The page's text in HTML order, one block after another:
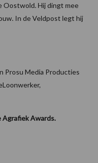
Oostwold. Hij dingt mee
In de Veldpost legt hij
Prosu Media Producties
Agrafiek Awards.